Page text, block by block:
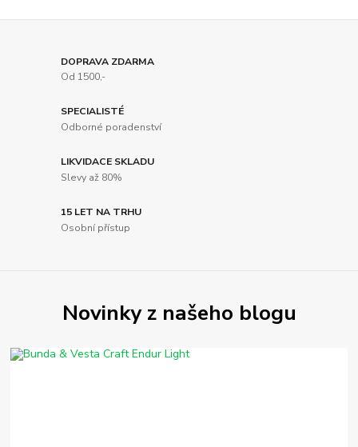
DOPRAVA ZDARMA
Od 1500,-
SPECIALISTÉ
Odborné poradenství
LIKVIDACE SKLADU
Slevy až 80%
15 LET NA TRHU
Osobní přístup
Novinky z našeho blogu